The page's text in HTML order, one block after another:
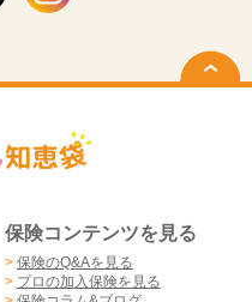
保険コンテンツを見る
> 保険のQ&Aを見る
> プロの加入保険を見る